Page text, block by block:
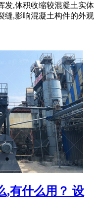
发,体积收缩较混凝土实体
缝,影响混凝土构件的外观
,有什么用？ 设